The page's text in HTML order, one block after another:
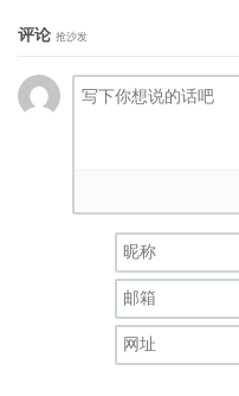
我也尝试询问岬ななみ(
过多设想，一切都看岬
很日本人的答案，什么
测，一切等到尘埃落定再
评论 抢沙发